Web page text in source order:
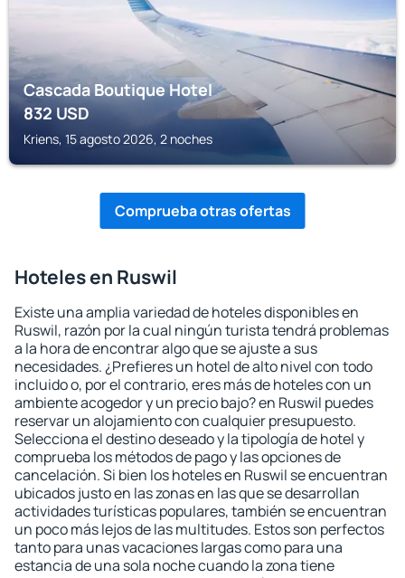
Cascada Boutique Hotel
832USD
Kriens, 15 agosto 2026, 2 noches
Comprueba otras ofertas
Hoteles en Ruswil
Existe una amplia variedad de hoteles disponibles en
Ruswil, razón por la cual ningún turista tendrá problemas
a la hora de encontrar algo que se ajuste a sus
necesidades. ¿Prefieres un hotel de alto nivel con todo
incluido o, por el contrario, eres más de hoteles con un
ambiente acogedor y un precio bajo? en Ruswil puedes
reservar un alojamiento con cualquier presupuesto.
Selecciona el destino deseado y la tipología de hotel y
comprueba los métodos de pago y las opciones de
cancelación. Si bien los hoteles en Ruswil se encuentran
ubicados justo en las zonas en las que se desarrollan
actividades turísticas populares, también se encuentran
un poco más lejos de las multitudes. Estos son perfectos
tanto para unas vacaciones largas como para una
estancia de una sola noche cuando la zona tiene